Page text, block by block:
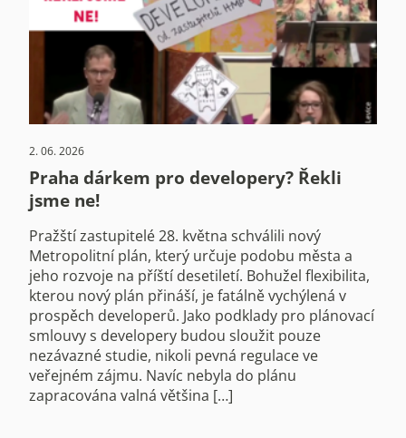
2. 06. 2026
Praha dárkem pro developery? Řekli
jsme ne!
Pražští zastupitelé 28. května schválili nový
Metropolitní plán, který určuje podobu města a
jeho rozvoje na příští desetiletí. Bohužel flexibilita,
kterou nový plán přináší, je fatálně vychýlená v
prospěch developerů. Jako podklady pro plánovací
smlouvy s developery budou sloužit pouze
nezávazné studie, nikoli pevná regulace ve
veřejném zájmu. Navíc nebyla do plánu
zapracována valná většina […]